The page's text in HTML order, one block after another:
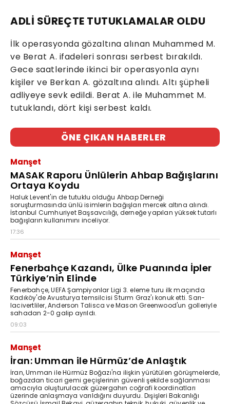
ADLİ SÜREÇTE TUTUKLAMALAR OLDU
İlk operasyonda gözaltına alınan Muhammed M.
ve Berat A. ifadeleri sonrası serbest bırakıldı.
Gece saatlerinde ikinci bir operasyonla aynı
kişiler ve Berkan A. gözaltına alındı. Altı şüpheli
adliyeye sevk edildi. Berat A. ile Muhammet M.
tutuklandı, dört kişi serbest kaldı.
ÖNE ÇIKAN HABERLER
Manşet
MASAK Raporu Ünlülerin Ahbap Bağışlarını
Ortaya Koydu
Haluk Levent'in de tutuklu olduğu Ahbap Derneği
soruşturmasında ünlü isimlerin bağışları mercek altına alındı.
İstanbul Cumhuriyet Başsavcılığı, derneğe yapılan yüksek tutarlı
bağışların kullanımını inceliyor.
17:36
Manşet
Fenerbahçe Kazandı, Ülke Puanında İpler
Türkiye’nin Elinde
Fenerbahçe, UEFA Şampiyonlar Ligi 3. eleme turu ilk maçında
Kadıköy'de Avusturya temsilcisi Sturm Graz'ı konuk etti. Sarı-
lacivertliler, Anderson Talisca ve Mason Greenwood'un golleriyle
sahadan 2-0 galip ayrıldı.
09:03
Manşet
İran: Umman ile Hürmüz’de Anlaştık
İran, Umman ile Hürmüz Boğazı'na ilişkin yürütülen görüşmelerde,
boğazdan ticari gemi geçişlerinin güvenli şekilde sağlanması
amacıyla oluşturulacak güzergahın coğrafi koordinatları
üzerinde anlaşmaya varıldığını duyurdu. Dışişleri Bakanlığı